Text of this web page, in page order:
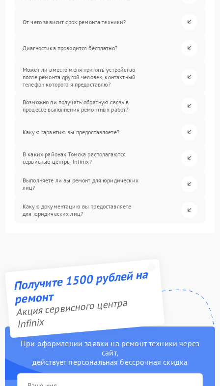
От чего зависит срок ремонта техники?
Диагностика проводится бесплатно?
Может ли вместо меня принять устройство
после ремонта другой человек, контактный
телефон которого я предоставлю?
Возможно ли получать обратную связь в
процессе выполнения ремонтных работ?
Какую гарантию вы предоставляете?
В каких районах Томска располагаются
сервисные центры Infinix?
Выполняете ли вы ремонт для юридических
лиц?
Какую документацию вы предоставляете
для юридических лиц?
Получите 1500 рублей на
ремонт
Акция сервисного центра
Infinix
При оформлении заявки на ремонт техники через
сайт,
действует персональная бессрочная скидка